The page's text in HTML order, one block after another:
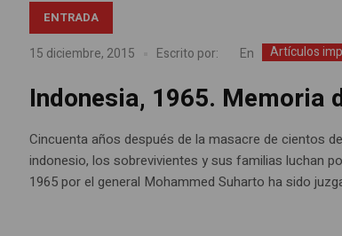
ENTRADA
15 diciembre, 2015 Escrito por: En Artículos
Indonesia, 1965. Memoria
Cincuenta años después de la masacre de cientos
indonesio, los sobrevivientes y sus familias luchan
1965 por el general Mohammed Suharto ha sido